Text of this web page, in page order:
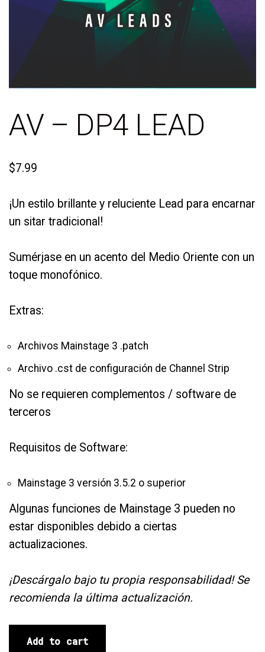
AV – DP4 LEAD
$7.99
¡Un estilo brillante y reluciente Lead para encarnar
un sitar tradicional!
Sumérjase en un acento del Medio Oriente con un
toque monofónico.
Extras:
Archivos Mainstage 3 .patch
Archivo .cst de configuración de Channel Strip
No se requieren complementos / software de
terceros
Requisitos de Software:
Mainstage 3 versión 3.5.2 o superior
Algunas funciones de Mainstage 3 pueden no
estar disponibles debido a ciertas
actualizaciones.
¡Descárgalo bajo tu propia responsabilidad! Se
recomienda la última actualización.
Add to cart